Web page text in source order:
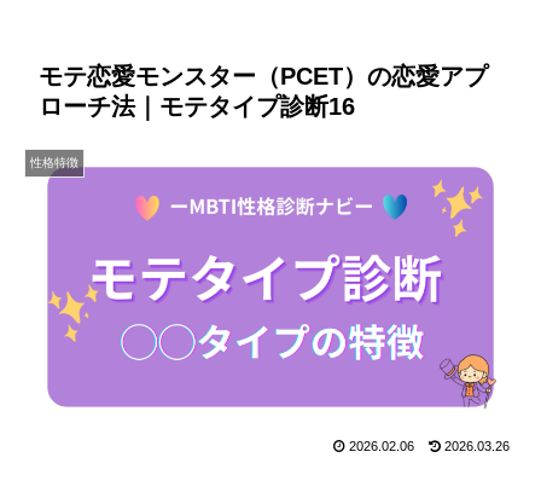
モテ恋愛モンスター（PCET）の恋愛アプ
ローチ法｜モテタイプ診断16
性格特徴
2026.02.06 2026.03.26